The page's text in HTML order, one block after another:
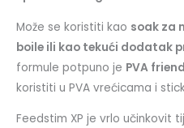
Može se koristiti kao soak za
boile ili kao tekući dodatak
formule potpuno je PVA
koristiti u PVA vrećicama i
Feedstim XP je vrlo učinkovit